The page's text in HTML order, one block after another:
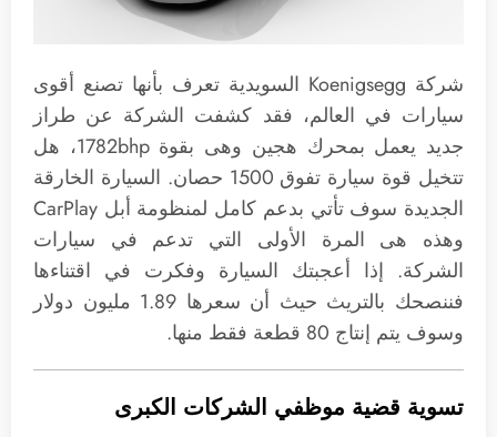
شركة Koenigsegg السويدية تعرف بأنها تصنع أقوى
سيارات في العالم، فقد كشفت الشركة عن طراز
جديد يعمل بمحرك هجين وهى بقوة 1782bhp، هل
تتخيل قوة سيارة تفوق 1500 حصان. السيارة الخارقة
الجديدة سوف تأتي بدعم كامل لمنظومة أبل CarPlay
وهذه هى المرة الأولى التي تدعم في سيارات
الشركة. إذا أعجبتك السيارة وفكرت في اقتناءها
فننصحك بالتريث حيث أن سعرها 1.89 مليون دولار
وسوف يتم إنتاج 80 قطعة فقط منها.
تسوية قضية موظفي الشركات الكبرى